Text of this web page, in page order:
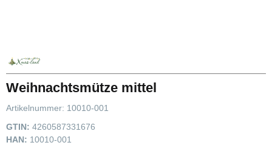
Weihnachtsmütze mittel
Artikelnummer: 10010-001
GTIN: 4260587331676
HAN: 10010-001